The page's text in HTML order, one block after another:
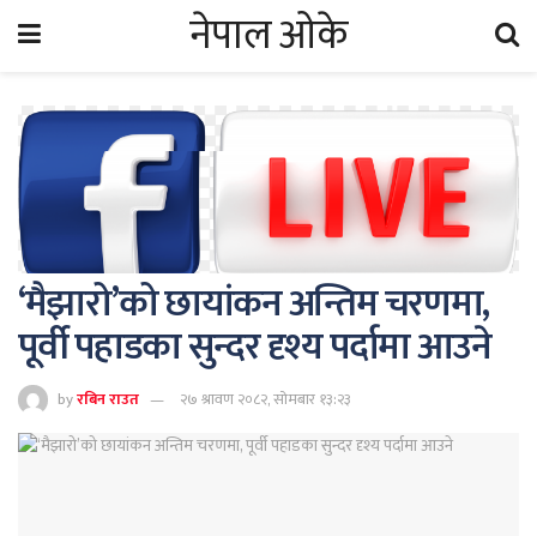
नेपाल ओके
‘मैझारो’को छायांकन अन्तिम चरणमा,
पूर्वी पहाडका सुन्दर दृश्य पर्दामा आउने
byरबिन राउत २७ श्रावण २०८२, सोमबार १३:२३